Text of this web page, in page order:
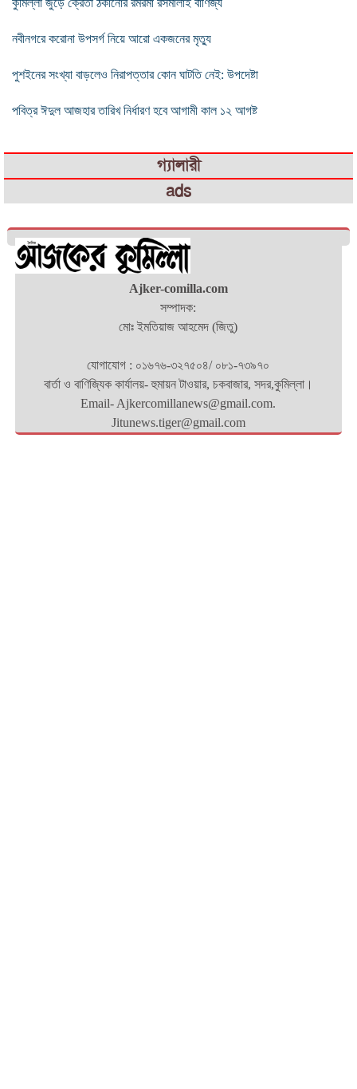
নবীনগরে করোনা উপসর্গ নিয়ে আরো একজনের মৃত্যু
পুশইনের সংখ্যা বাড়লেও নিরাপত্তার কোন ঘাটতি নেই: উপদেষ্টা
পবিত্র ঈদুল আজহার তারিখ নির্ধারণ হবে আগামী কাল ১২ আগষ্ট
গ্যালারী
ads
Ajker-comilla.com
সম্পাদক:
মোঃ ইমতিয়াজ আহমেদ (জিতু)
যোগাযোগ : ০১৬৭৬-৩২৭৫০৪/ ০৮১-৭৩৯৭০
বার্তা ও বাণিজ্যিক কার্যালয়- হুমায়ন টাওয়ার, চকবাজার, সদর,কুমিল্লা।
Email- Ajkercomillanews@gmail.com.
Jitunews.tiger@gmail.com